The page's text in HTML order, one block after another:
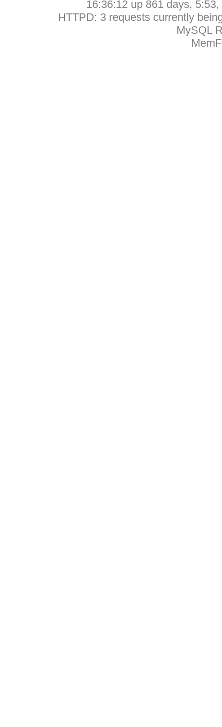
16:36:12 up 861 days,
HTTPD: 3 requests currently
MySQL